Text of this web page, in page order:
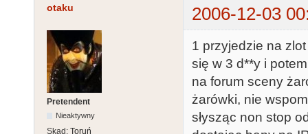
otaku 2006-12-03
Pretendent
Nieaktywny
Skąd: Toruń
1 przyjedzie na
się w 3 d**y i
na forum sceny
żarówki, nie
słysząc non stop